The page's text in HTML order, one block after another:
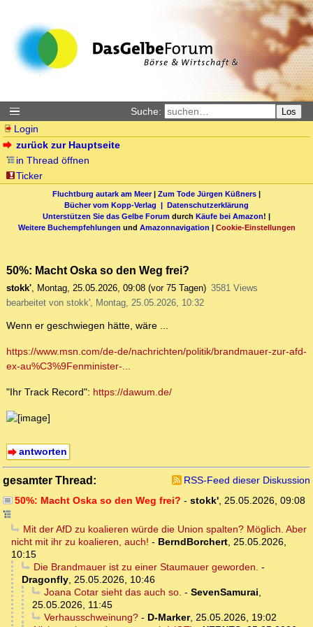
Suche: Los
Login
zurück zur Hauptseite
in Thread öffnen
Ticker
Fluchtburg autark am Meer| Zum Tode Jürgen Küßners |
Bücher vom Kopp-Verlag | Datenschutzerklärung
Unterstützen Sie das Gelbe Forum durch Käufe bei Amazon! |
Weitere Buchempfehlungen und Amazonnavigation | Cookie-Einstellungen
50%: Macht Oska so den Weg frei?
stokk', Montag, 25.05.2026, 09:08 (vor 75 Tagen) 3581 Views
bearbeitet von stokk', Montag, 25.05.2026, 10:32
Wenn er geschwiegen hätte, wäre ...
https://www.msn.com/de-de/nachrichten/politik/brandmauer-zur-afd-
ex-au%C3%9Fenminister-...
"Ihr Track Record": https://dawum.de/
antworten
gesamter Thread:
RSS-Feed dieser Diskussion
50%: Macht Oska so den Weg frei? - stokk', 25.05.2026, 09:08
Mit der AfD zu koalieren würde die Union spalten? Möglich. Aber
nicht mit ihr zu koalieren, auch! - BerndBorchert, 25.05.2026,
10:15
Die Brandmauer ist zu einer Staumauer geworden. -
Dragonfly, 25.05.2026, 10:46
Joana Cotar sieht das auch so. - SevenSamurai,
25.05.2026, 11:45
Verhausschweinung?- D-Marker, 25.05.2026, 19:02